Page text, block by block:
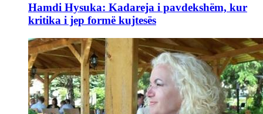
Hamdi Hysuka: Kadareja i pavdekshëm, kur
kritika i jep formë kujtesës